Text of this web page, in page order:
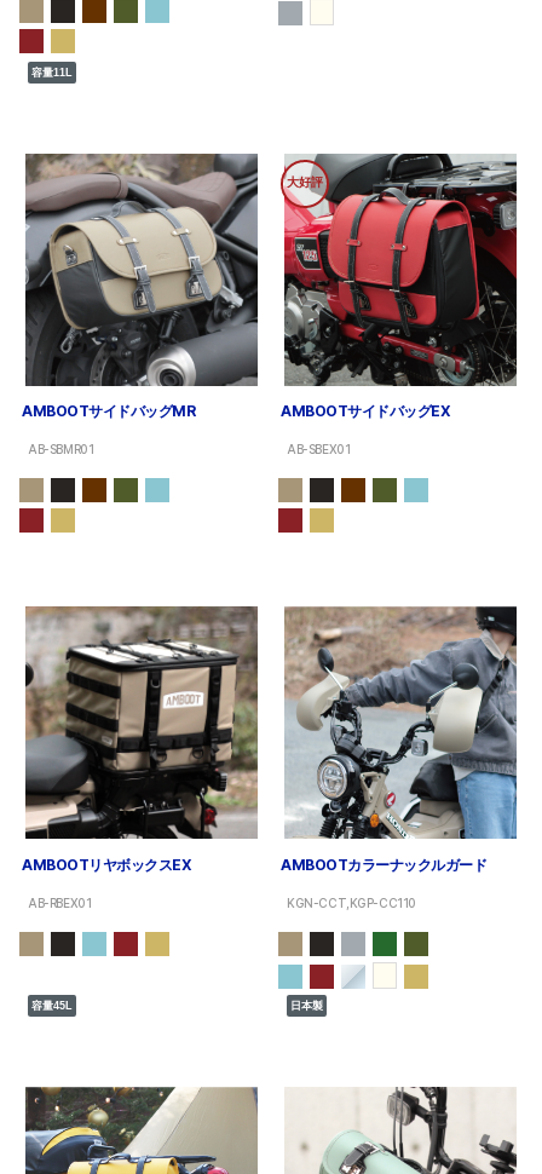
容量11L
AMBOOTサイドバッグMR
AB-SBMR01
大好評
AMBOOTサイドバッグEX
AB-SBEX01
AMBOOTリヤボックスEX
AB-RBEX01
容量45L
AMBOOTカラーナックルガード
KGN-CCT,KGP-CC110
日本製